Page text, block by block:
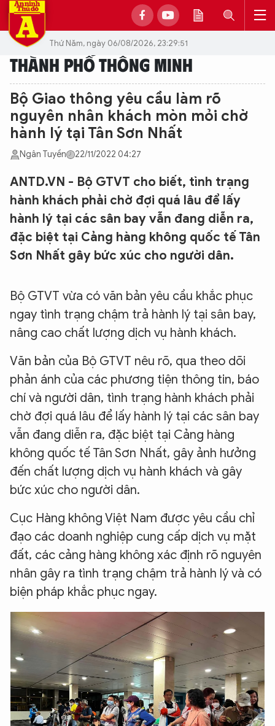
Thứ Năm, ngày 06/08/2026, 23:29:51
THÀNH PHỐ THÔNG MINH
Bộ Giao thông yêu cầu làm rõ
nguyên nhân khách mòn mỏi chờ
hành lý tại Tân Sơn Nhất
Ngân Tuyền 22/11/2022 04:27
ANTD.VN - Bộ GTVT cho biết, tình trạng
hành khách phải chờ đợi quá lâu để lấy
hành lý tại các sân bay vẫn đang diễn ra,
đặc biệt tại Cảng hàng không quốc tế Tân
Sơn Nhất gây bức xúc cho người dân.
Bộ GTVT vừa có văn bản yêu cầu khắc phục
ngay tình trạng chậm trả hành lý tại sân bay,
nâng cao chất lượng dịch vụ hành khách.
Văn bản của Bộ GTVT nêu rõ, qua theo dõi
phản ánh của các phương tiện thông tin, báo
chí và người dân, tình trạng hành khách phải
chờ đợi quá lâu để lấy hành lý tại các sân bay
vẫn đang diễn ra, đặc biệt tại Cảng hàng
không quốc tế Tân Sơn Nhất, gây ảnh hưởng
đến chất lượng dịch vụ hành khách và gây
bức xúc cho người dân.
Cục Hàng không Việt Nam được yêu cầu chỉ
đạo các doanh nghiệp cung cấp dịch vụ mặt
đất, các cảng hàng không xác định rõ nguyên
nhân gây ra tình trạng chậm trả hành lý và có
biện pháp khắc phục ngay.